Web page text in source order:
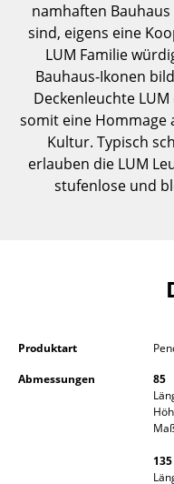
Regale & Schränke
Bücherregale
Wandregale
Sideboards &
TV Möbel
Beistell- &
Einzelteile
... alle
Hängeleuchten &
namhaften
sind, eigens eine
LUM Familie
Bauhaus-Ikonen
Deckenleuchte
somit eine Hommage
Kultur. Typisch
erlauben die LUM
stufenlose und
Produktart
Abmessungen
85
135